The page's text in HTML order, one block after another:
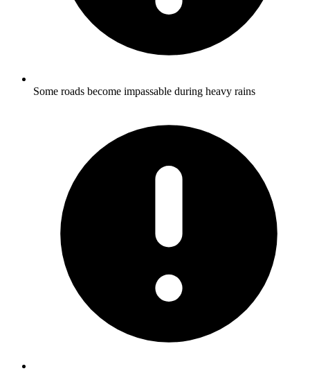
Some roads become impassable during heavy rains